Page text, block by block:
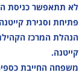
לא תתאפשר כניסת
פתיחת וסגירת
הנהלת המרכז
קייטנה.
משפחה החייבת